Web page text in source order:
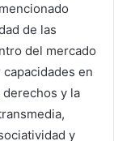
de las
del mercado
en
y la
y